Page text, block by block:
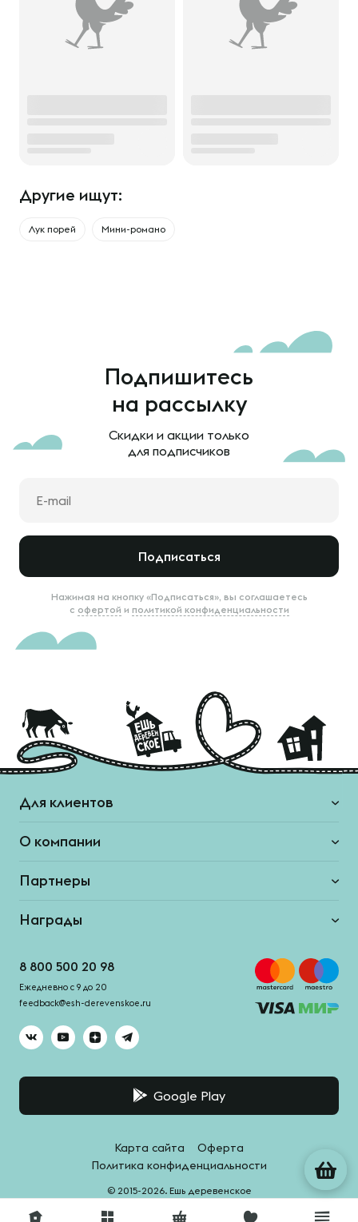
Другие ищут:
Лук порей Мини-романо
Подпишитесь
на рассылку
Скидки и акции только
для подписчиков
Подписаться
Нажимая на кнопку «Подписаться», вы соглашаетесь
с офертой и политикой конфиденциальности
Для клиентов
О компании
Партнеры
Награды
8 800 500 20 98
Ежедневно с 9 до 20
feedback@esh-derevenskoe.ru
Google Play
© 2015-2026. Ешь деревенское
Карта сайта
Оферта
Политика конфиденциальности
Система качества - HACCPro